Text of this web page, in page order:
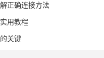
正确连接方法
用教程
关键